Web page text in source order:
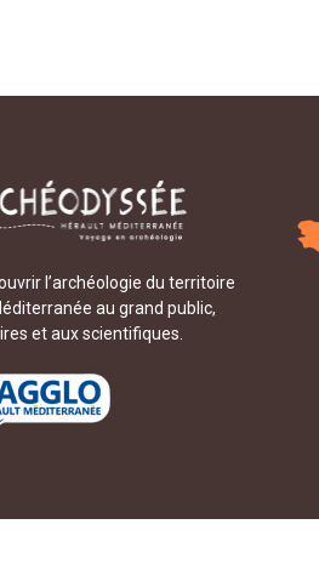
l’archéologie du territoire
au grand public,
et aux scientifiques.